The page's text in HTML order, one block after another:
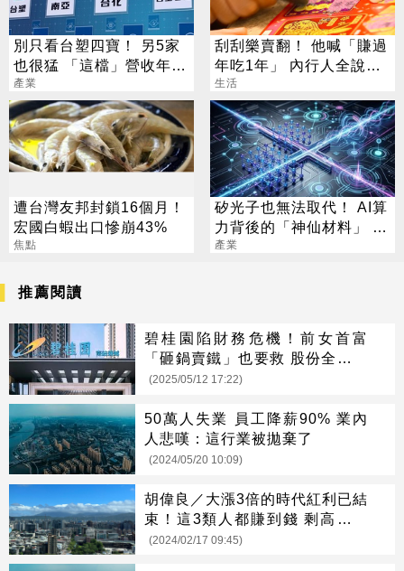
別只看台塑四寶！ 另5家
也很猛 「這檔」營收年增
衝7倍
產業
刮刮樂賣翻！ 他喊「賺過
年吃1年」 內行人全說
了：生存不易
生活
遭台灣友邦封鎖16個月！
宏國白蝦出口慘崩43%
焦點
矽光子也無法取代！ AI算
力背後的「神仙材料」 這
幾家默默爆賺
產業
推薦閱讀
碧桂園陷財務危機！前女首富
「砸鍋賣鐵」也要救 股份全抵押
了
(2025/05/12 17:22)
50萬人失業 員工降薪90% 業內
人悲嘆：這行業被拋棄了
(2024/05/20 10:09)
胡偉良／大漲3倍的時代紅利已結
束！這3類人都賺到錢 剩高房價
等買單
(2024/02/17 09:45)